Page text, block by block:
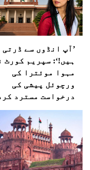
’آپ انڈوں سے ڈرتی
ہیں!‘: سپریم کورٹ
مہوا موئترا کی
ورچوئل پیشی کی
درخواست مسترد